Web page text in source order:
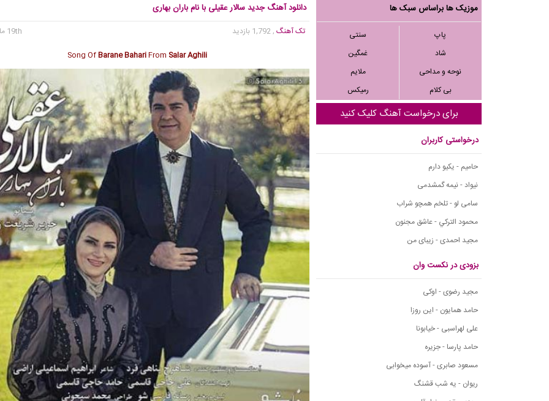
موزیک ها براساس سبک ها
پاپ
سنتی
شاد
غمگین
نوحه و مداحی
ملایم
بی کلام
رمیکس
برای درخواست آهنگ کلیک کنید
درخواستی کاربران
حامیم - یکیو دارم
نیواد - نیمه گمشدمی
سامی لو - تلخم همچو شراب
محمود التركي - عاشق مجنون
مجید احمدی - زیبای من
بزودی در نکست وان
مجید رضوی - اوکی
حامد همایون - این روزا
علی لهراسبی - خیابونا
حامد پارسا - جزیره
مسعود صابری - آسوده میخوابی
ریوان - یه شب قشنگ
دانلود آهنگ جدید سالار عقیلی با نام باران بهاری
تک آهنگ, 1,792 بازدید
19th مارس 2020
Song OfBarane BahariFrom Salar Aghili